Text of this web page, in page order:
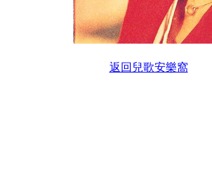
返回兒歌安樂窩